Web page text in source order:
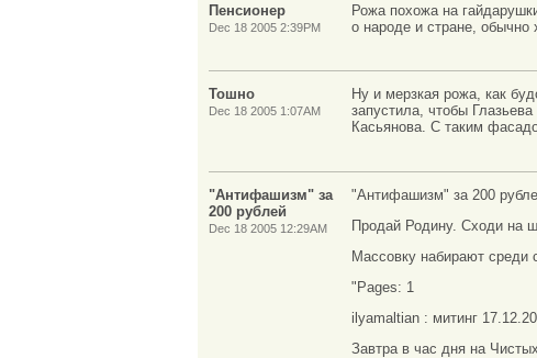
Пенсионер
Dec 18 2005 2:39PM
Рожа похожа на
о народе и стране,
Тошно
Dec 18 2005 1:07AM
Ну и мерзкая рожа, как
запустила, чтобы
Касьянова. С таким
"Антифашизм" за
200 рублей
Dec 18 2005 12:29AM
"Антифашизм" за 200
Продай Родину. Сходи на
Массовку набирают среди
"Pages: 1
ilyamaltian : митинг
Завтра в час дня на